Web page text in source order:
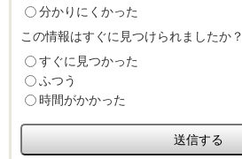
分かりにくかった
この情報はすぐに見つけられましたか？
すぐに見つかった
ふつう
時間がかかった